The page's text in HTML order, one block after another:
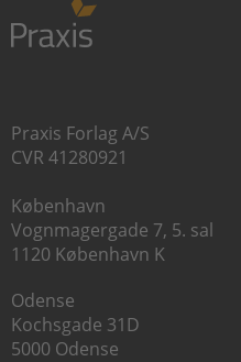
Praxis Forlag A/S
CVR 41280921
København
Vognmagergade 7, 5. sal
1120 København K
Odense
Kochsgade 31D
5000 Odense